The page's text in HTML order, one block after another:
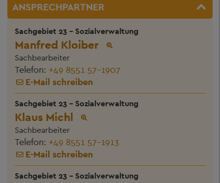
ANSPRECHPARTNER
Sachgebiet 23 - Sozialverwaltung
Manfred Kloiber
Sachbearbeiter
Telefon: +49 8551 57-1907
E-Mail schreiben
Sachgebiet 23 - Sozialverwaltung
Klaus Michl
Sachbearbeiter
Telefon: +49 8551 57-1913
E-Mail schreiben
Sachgebiet 23 - Sozialverwaltung